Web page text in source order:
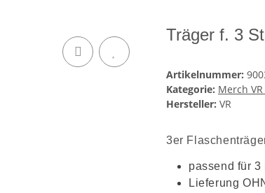
Träger f. 3
Artikelnummer:
Kategorie: Merch
Hersteller: VR
3er
passend für 3
Lieferung